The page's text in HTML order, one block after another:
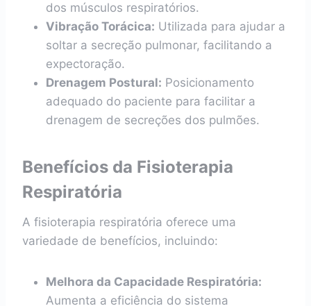
dos músculos respiratórios.
Vibração Torácica: Utilizada para ajudar a
soltar a secreção pulmonar, facilitando a
expectoração.
Drenagem Postural: Posicionamento
adequado do paciente para facilitar a
drenagem de secreções dos pulmões.
Benefícios da Fisioterapia
Respiratória
A fisioterapia respiratória oferece uma
variedade de benefícios, incluindo:
Melhora da Capacidade Respiratória:
Aumenta a eficiência do sistema